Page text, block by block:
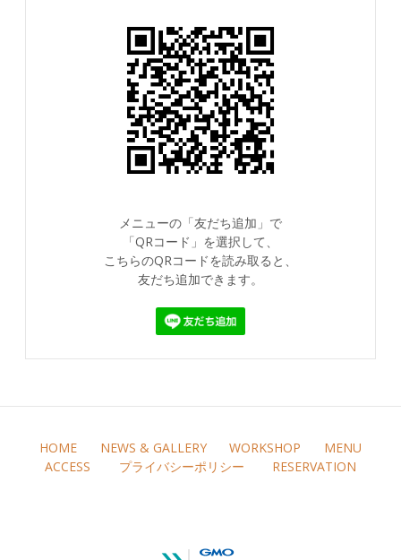
メニューの「友だち追加」で
「QRコード」を選択して、
こちらのQRコードを読み取ると、
友だち追加できます。
HOME NEWS & GALLERY WORKSHOP
MENU
ACCESS
プライバシーポリシー RESERVATION